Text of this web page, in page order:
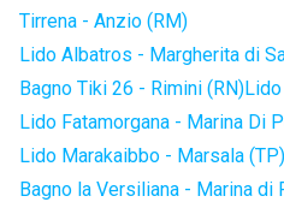
Tirrena - Anzio (RM)
Lido Albatros - Margherita di
Bagno Tiki 26 - Rimini (RN)
Lido Fatamorgana - Marina Di
Lido Marakaibbo - Marsala (TP)
Bagno la Versiliana - Marina di